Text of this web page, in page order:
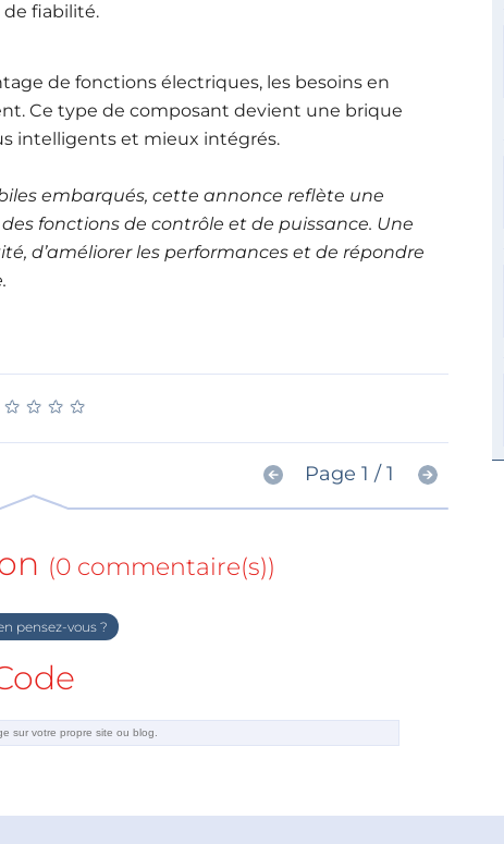
fiabilité.
de fonctions électriques, les besoins en
Ce type de composant devient une brique
intelligents et mieux intégrés.
embarqués, cette annonce reflète une
fonctions de contrôle et de puissance. Une
d’améliorer les performances et de répondre
★ ★ ★ ★
★ ★ ★ ★
Page 1 / 1
(0 commentaire(s))
pensez-vous ?